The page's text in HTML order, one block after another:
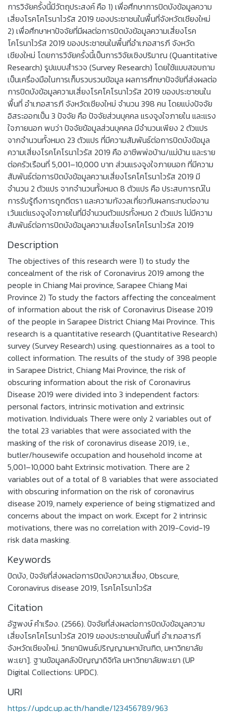
การวิจัยครั้งนี้มีวัตถุประสงค์ คือ 1) เพื่อศึกษาการปิดบังข้อมูลความ
เสี่ยงโรคโคโรนาไวรัส 2019 ของประชาชนในพื้นที่จังหวัดเชียงใหม่
2) เพื่อศึกษาหาปัจจัยที่มีผลต่อการปิดบังข้อมูลความเสี่ยงโรค
โคโรนาไวรัส 2019 ของประชาชนในพื้นที่อำเภอสารภี จังหวัด
เชียงใหม่ โดยการวิจัยครั้งนี้เป็นการวิจัยเชิงปริมาณ (Quantitative
Research) รูปแบบสำรวจ (Survey Research) โดยใช้แบบสอบถาม
เป็นเครื่องมือในการเก็บรวบรวมข้อมูล ผลการศึกษาปัจจัยที่ส่งผลต่อ
การปิดบังข้อมูลความเสี่ยงโรคโคโรนาไวรัส 2019 ของประชาชนใน
พื้นที่ อำเภอสารภี จังหวัดเชียงใหม่ จำนวน 398 คน โดยแบ่งปัจจัย
อิสระออกเป็น 3 ปัจจัย คือ ปัจจัยส่วนบุคคล แรงจูงใจภายใน และแรง
ใจภายนอก พบว่า ปัจจัยข้อมูลส่วนบุคคล มีจำนวนเพียง 2 ตัวแปร
จากจำนวนทั้งหมด 23 ตัวแปร ที่มีความสัมพันธ์ต่อการปิดบังข้อมูล
ความเสี่ยงโรคโคโรนาไวรัส 2019 คือ อาชีพพ่อบ้าน/แม่บ้าน และราย
ต่อครัวเรือนที่ 5,001–10,000 บาท ส่วนแรงจูงใจภายนอก ที่มีความ
สัมพันธ์ต่อการปิดบังข้อมูลความเสี่ยงโรคโคโรนาไวรัส 2019 มี
จำนวน 2 ตัวแปร จากจำนวนทั้งหมด 8 ตัวแปร คือ ประสบการณ์ใน
การรับรู้ถึงการถูกตีตรา และความกังวลเกี่ยวกับผลกระทบต่องาน
เว้นแต่แรงจูงใจภายในที่มีจำนวนตัวแปรทั้งหมด 2 ตัวแปร ไม่มีความ
สัมพันธ์ต่อการปิดบังข้อมูลความเสี่ยงโรคโคโรนาไวรัส 2019
Description
The objectives of this research were 1) to study the
concealment of the risk of Coronavirus 2019 among the
people in Chiang Mai province, Sarapee Chiang Mai
Province 2) To study the factors affecting the concealment
of information about the risk of Coronavirus Disease 2019
of the people in Sarapee District Chiang Mai Province. This
research is a quantitative research (Quantitative Research)
survey (Survey Research) using. questionnaires as a tool to
collect information. The results of the study of 398 people
in Sarapee District, Chiang Mai Province, the risk of
obscuring information about the risk of Coronavirus
Disease 2019 were divided into 3 independent factors:
personal factors, intrinsic motivation and extrinsic
motivation. Individuals There were only 2 variables out of
the total 23 variables that were associated with the
masking of the risk of coronavirus disease 2019, i.e.,
butler/housewife occupation and household income at
5,001–10,000 baht Extrinsic motivation. There are 2
variables out of a total of 8 variables that were associated
with obscuring information on the risk of coronavirus
disease 2019, namely experience of being stigmatized and
concerns about the impact on work. Except for 2 intrinsic
motivations, there was no correlation with 2019-Covid-19
risk data masking.
Keywords
ปิดบัง,ปัจจัยที่ส่งผลต่อการปิดบังความเสี่ยง,Obscure,
Coronavirus disease 2019, โรคโคโรนาไวรัส
Citation
อัฐพงษ์ คำเรือง. (2566). ปัจจัยที่ส่งผลต่อการปิดบังข้อมูลความ
เสี่ยงโรคโคโรนาไวรัส 2019 ของประชาชนในพื้นที่ อำเภอสารภี
จังหวัดเชียงใหม่. วิทยานิพนธ์ปริญญามหาบัณฑิต, มหาวิทยาลัย
พะเยา]. ฐานข้อมูลคลังปัญญาดิจิทัล มหาวิทยาลัยพะเยา (UP
Digital Collections: UPDC).
URI
https://updc.up.ac.th/handle/123456789/963